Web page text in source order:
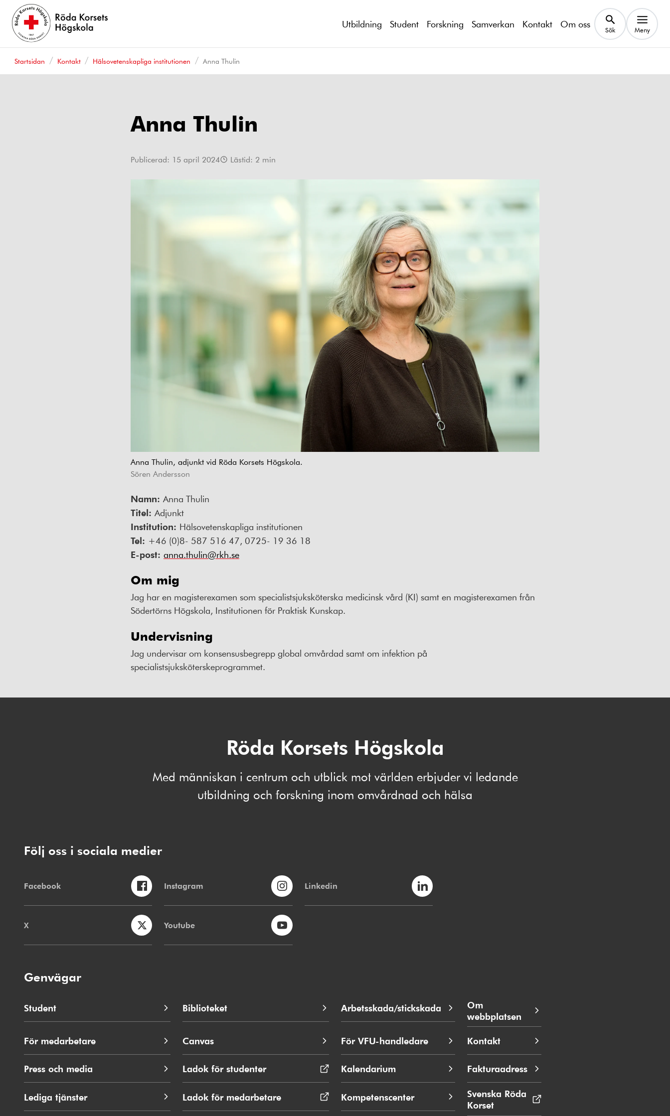
Utbildning Student Forskning Samverkan Kontakt Om oss Sök Meny
Startsidan Kontakt Hälsovetenskapliga institutionen Anna Thulin
Anna Thulin
Publicerad: 15 april 2024 Lästid: 2 min
Anna Thulin, adjunkt vid Röda Korsets Högskola.
Sören Andersson
Namn: Anna Thulin
Titel: Adjunkt
Institution: Hälsovetenskapliga institutionen
Tel: +46 (0)8- 587 516 47, 0725- 19 36 18
E-post: anna.thulin@rkh.se
Om mig
Jag har en magisterexamen som specialistsjuksköterska medicinsk vård (KI) samt en magisterexamen från
Södertörns Högskola, Institutionen för Praktisk Kunskap.
Undervisning
Jag undervisar om konsensusbegrepp global omvårdad samt om infektion på
specialistsjuksköterskeprogrammet.
Röda Korsets Högskola
Med människan i centrum och utblick mot världen erbjuder vi ledande
utbildning och forskning inom omvårdnad och hälsa
Följ oss i sociala medier
Facebook Instagram Linkedin
X Youtube
Genvägar
Student
För medarbetare
Press och media
Lediga tjänster
Biblioteket
Canvas
Ladok för studenterÖppnas
i
fönster
Ladok för medarbetare
i
Arbetsskada/stickskada
För VFU-handledare
Kalendarium
Kompetenscenter
Om
webbplatsen
Kontakt
Fakturaadress
Svenska Röda
Korset